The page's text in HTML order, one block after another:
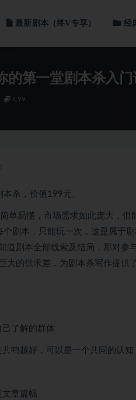
最新剧本（终V专享） 经
的第一堂剧本杀入
4.99
杀，价值199元。
单易懂，市场需求如此庞大，
剧本，只能玩一次，这是属于
道剧本全部线索及结局，那对
大的供求差，为剧本杀写作提供
了解的群体
鸣越好，可以是一个共同的认
章篇幅